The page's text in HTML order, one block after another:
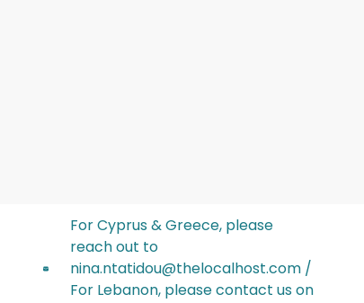
For Cyprus & Greece, please
reach out to
nina.ntatidou@thelocalhost.com /
For Lebanon, please contact us on